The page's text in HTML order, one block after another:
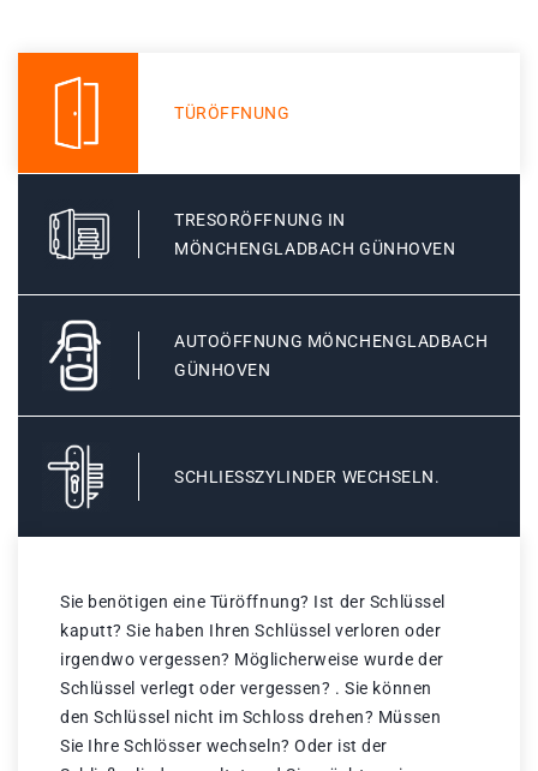
TÜRÖFFNUNG
TRESORÖFFNUNG IN
MÖNCHENGLADBACH GÜNHOVEN
AUTOÖFFNUNG MÖNCHENGLADBACH
GÜNHOVEN
SCHLIESSZYLINDER WECHSELN.
Sie benötigen eine Türöffnung? Ist der Schlüssel
kaputt? Sie haben Ihren Schlüssel verloren oder
irgendwo vergessen? Möglicherweise wurde der
Schlüssel verlegt oder vergessen? . Sie können
den Schlüssel nicht im Schloss drehen? Müssen
Sie Ihre Schlösser wechseln? Oder ist der